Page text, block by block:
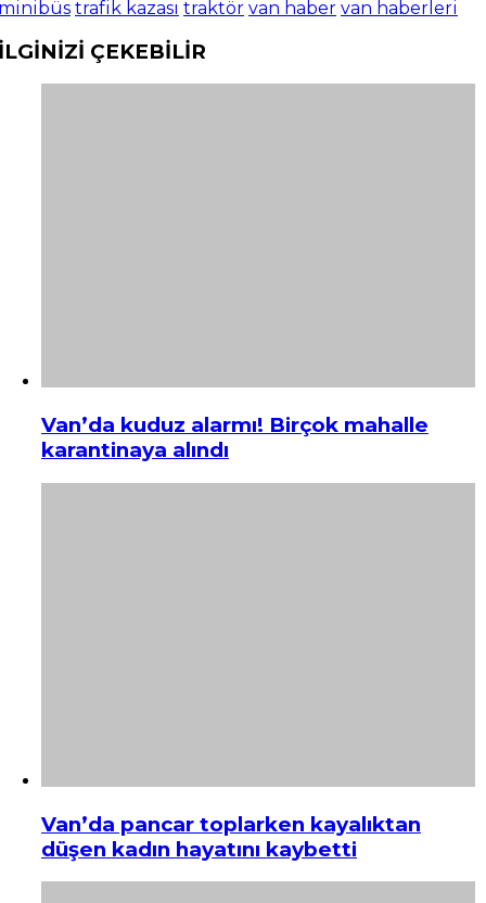
trafik kazası traktör van haber van haberleri
ÇEKEBİLİR
Van’da kuduz alarmı! Birçok mahalle
karantinaya alındı
Van’da pancar toplarken kayalıktan
düşen kadın hayatını kaybetti